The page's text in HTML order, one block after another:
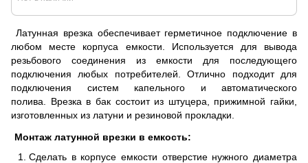
Латунная врезка обеспечивает герметичное подключение в
любом месте корпуса емкости. Используется для вывода
резьбового соединения из емкости для последующего
подключения любых потребителей. Отлично подходит для
подключения систем капельного и автоматического
полива. Врезка в бак состоит из штуцера, прижимной гайки,
изготовленных из латуни и резиновой прокладки.
Монтаж латунной врезки в емкость:
Сделать в корпусе емкости отверстие нужного диаметра